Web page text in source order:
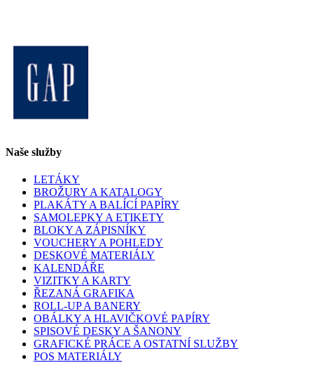
Naše služby
LETÁKY
BROŽURY A KATALOGY
PLAKÁTY A BALÍCÍ PAPÍRY
SAMOLEPKY A ETIKETY
BLOKY A ZÁPISNÍKY
VOUCHERY A POHLEDY
DESKOVÉ MATERIÁLY
KALENDÁŘE
VIZITKY A KARTY
ŘEZANÁ GRAFIKA
ROLL-UP A BANERY
OBÁLKY A HLAVIČKOVÉ PAPÍRY
SPISOVÉ DESKY A ŠANONY
GRAFICKÉ PRÁCE A OSTATNÍ SLUŽBY
POS MATERIÁLY